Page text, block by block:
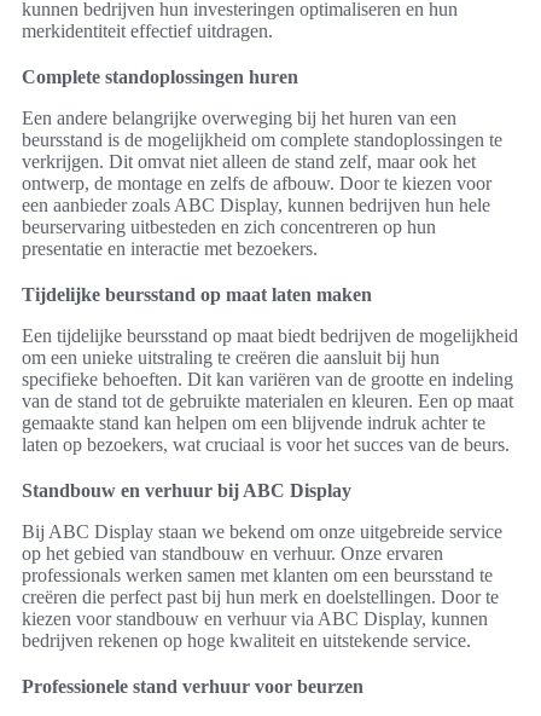
kunnen bedrijven hun investeringen optimaliseren en hun
merkidentiteit effectief uitdragen.
Complete standoplossingen huren
Een andere belangrijke overweging bij het huren van een
beursstand is de mogelijkheid om complete standoplossingen te
verkrijgen. Dit omvat niet alleen de stand zelf, maar ook het
ontwerp, de montage en zelfs de afbouw. Door te kiezen voor
een aanbieder zoals ABC Display, kunnen bedrijven hun hele
beurservaring uitbesteden en zich concentreren op hun
presentatie en interactie met bezoekers.
Tijdelijke beursstand op maat laten maken
Een tijdelijke beursstand op maat biedt bedrijven de mogelijkheid
om een unieke uitstraling te creëren die aansluit bij hun
specifieke behoeften. Dit kan variëren van de grootte en indeling
van de stand tot de gebruikte materialen en kleuren. Een op maat
gemaakte stand kan helpen om een blijvende indruk achter te
laten op bezoekers, wat cruciaal is voor het succes van de beurs.
Standbouw en verhuur bij ABC Display
Bij ABC Display staan we bekend om onze uitgebreide service
op het gebied van standbouw en verhuur. Onze ervaren
professionals werken samen met klanten om een beursstand te
creëren die perfect past bij hun merk en doelstellingen. Door te
kiezen voor standbouw en verhuur via ABC Display, kunnen
bedrijven rekenen op hoge kwaliteit en uitstekende service.
Professionele stand verhuur voor beurzen